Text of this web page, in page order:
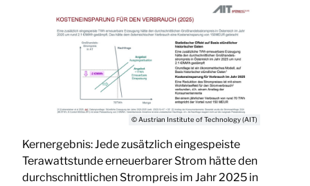
© Austrian Institute of Technology (AIT)
Kernergebnis: Jede zusätzlich eingespeiste
Terawattstunde erneuerbarer Strom hätte den
durchschnittlichen Strompreis im Jahr 2025 in